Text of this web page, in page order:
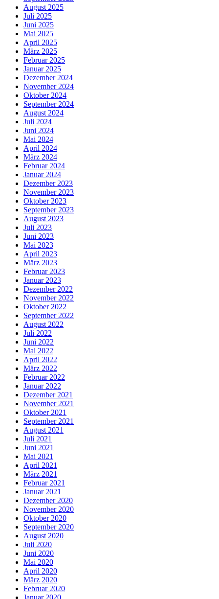
August 2025
Juli 2025
Juni 2025
Mai 2025
April 2025
März 2025
Februar 2025
Januar 2025
Dezember 2024
November 2024
Oktober 2024
September 2024
August 2024
Juli 2024
Juni 2024
Mai 2024
April 2024
März 2024
Februar 2024
Januar 2024
Dezember 2023
November 2023
Oktober 2023
September 2023
August 2023
Juli 2023
Juni 2023
Mai 2023
April 2023
März 2023
Februar 2023
Januar 2023
Dezember 2022
November 2022
Oktober 2022
September 2022
August 2022
Juli 2022
Juni 2022
Mai 2022
April 2022
März 2022
Februar 2022
Januar 2022
Dezember 2021
November 2021
Oktober 2021
September 2021
August 2021
Juli 2021
Juni 2021
Mai 2021
April 2021
März 2021
Februar 2021
Januar 2021
Dezember 2020
November 2020
Oktober 2020
September 2020
August 2020
Juli 2020
Juni 2020
Mai 2020
April 2020
März 2020
Februar 2020
Januar 2020